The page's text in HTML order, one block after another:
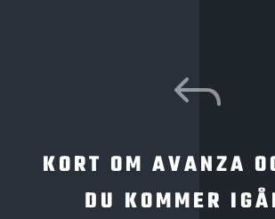
J
KORT OM AVANZA
DU KOMMER